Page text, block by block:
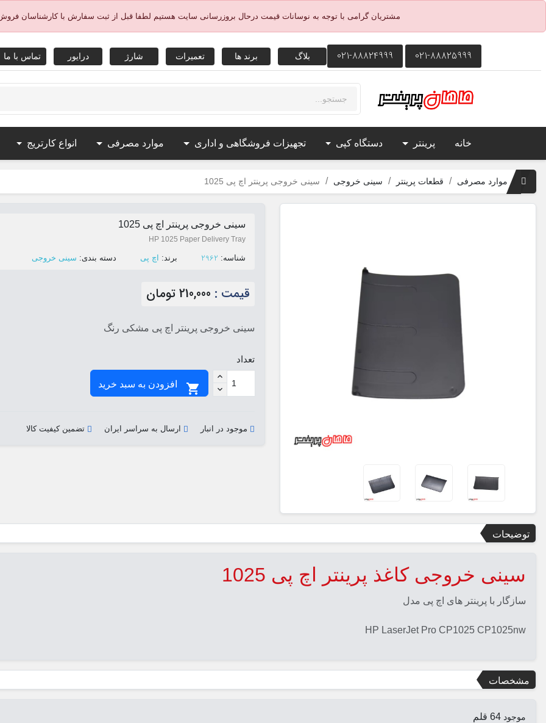
مشتریان گرامی با توجه به نوسانات قیمت درحال بروزرسانی سایت هستیم لطفا قبل از ثبت سفارش با کارشناسان
021-88825999
021-88824999 بلاگ برند ها تعمیرات شارژ درایور تماس با ما
خانه پرینتر دستگاه کپی تجهیزات فروشگاهی و اداری موارد مصرفی انواع کارتریج
موارد مصرفی قطعات پرینتر سینی خروجی سینی خروجی پرینتر اچ پی 1025
سینی خروجی پرینتر اچ پی 1025
HP 1025 Paper Delivery Tray
ﺷﻨﺎﺳﻪ: 2962 ﺑﺮﻧﺪ: اچ پی ﺩﺳﺘﻪ ﺑﻨﺪی: سینی خروجی
قیمت : 210,000 تومان
سینی خروجی پرینتر اچ پی مشکی رنگ
تعداد

موجود در انبار ارسال به سراسر ایران تضمین کیفیت کالا
توضیحات
سینی خروجی کاغذ پرینتر اچ پی 1025
سازگار با پرینتر های اچ پی مدل
HP LaserJet Pro CP1025 CP1025nw
مشخصات
موجود 64 قلم